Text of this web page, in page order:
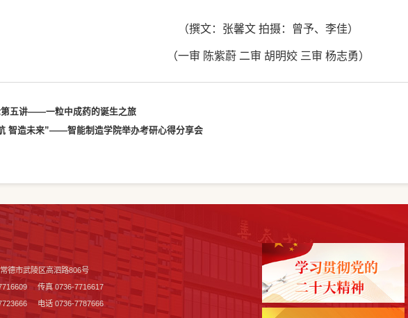
（撰文：张馨文 拍摄：曾予、李佳）
（一审 陈紫蔚 二审 胡明姣 三审 杨志勇）
第五讲——一粒中成药的诞生之旅
智造未来”——智能制造学院举办考研心得分享会
市武陵区高泗路806号
传真 0736-7716617
电话 0736-7787666